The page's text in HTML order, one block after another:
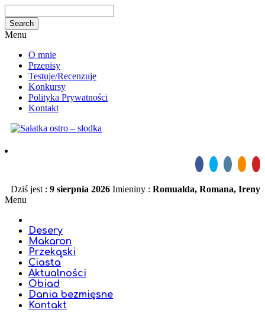
Menu
O mnie
Przepisy
Testuje/Recenzuje
Konkursy
Polityka Prywatności
Kontakt
Dziś jest : 9 sierpnia 2026 Imieniny : Romualda, Romana, Ireny
Menu
Desery
Makaron
Przekąski
Ciasta
Aktualności
Obiad
Dania bezmięsne
Kontakt